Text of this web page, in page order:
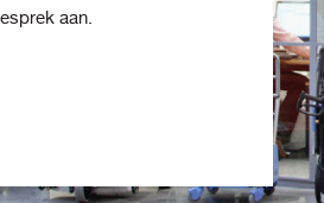
aan.